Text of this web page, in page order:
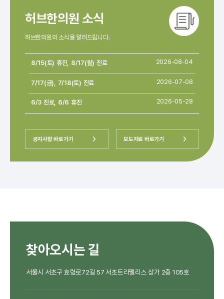
허브한의원 소식
허브한의원의 소식을 알려드립니다.
8/15(토) 휴진, 8/17(월) 진료 2026-08-04
7/17(금), 7/18(토) 진료 2026-07-08
6/3 진료, 6/6 휴진 2026-05-28
공지사항 바로가기 보도자료 바로가기
찾아오시는 길
서울시 서초구 효령로72길 57 서초트라팰리스 상가 2층 105호